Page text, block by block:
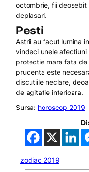
octombrie, fii deosebit
deplasari.
Pesti
Astrii au facut lumina
vindeci unele
protectie mare fata
prudenta este
discutiile neclare,
de agitatie interioara.
Sursa: horoscop 2019
zodiac 2019